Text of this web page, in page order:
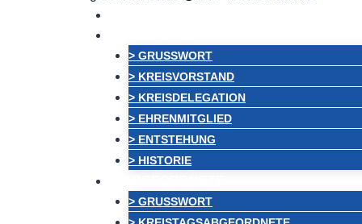
> GRUSSWORT
> KREISVORSTAND
> KREISDELEGATION
> EHRENMITGLIED
> ENTSTEHUNG
> HISTORIE
> GRUSSWORT